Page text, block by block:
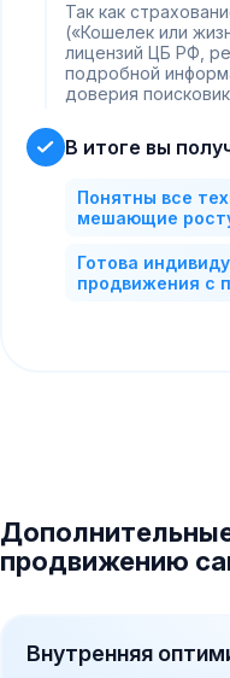
Так как
(«Кошелек или
лицензий ЦБ РФ,
подробной
доверия
В итоге вы
Понятны все
мешающие
Готова
продвижения с
продвижению
Внутренняя